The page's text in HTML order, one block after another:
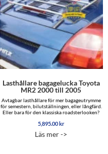
Lasthållare bagagelucka Toyota
MR2 2000 till 2005
Avtagbar lasthållare för mer bagageutrymme
för semestern, bilutställningen, eller långfärd.
Eller bara för den klassiska roadsterlooken?
5,895.00kr
Läs mer ->